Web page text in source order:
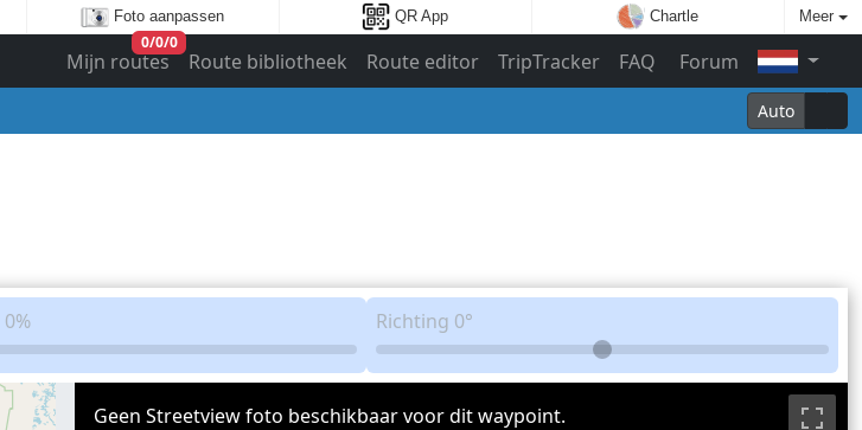
Foto aanpassen QR App Chartle Meer
Mijn routes
0/0/0
Route bibliotheek Route editor TripTracker FAQ
Forum
Auto
0% Richting 0°
Geen Streetview foto beschikbaar voor dit waypoint.